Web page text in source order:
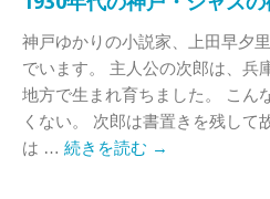
神戸ゆかりの小説家、上田早夕
でいます。 主人公の次郎は、兵
地方で生まれ育ちました。 こん
くない。 次郎は書置きを残して
は … 続きを読む →